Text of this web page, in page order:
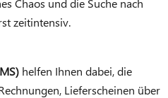
Chaos und die Suche nach
zeitintensiv.
helfen Ihnen dabei, die
Lieferscheinen über